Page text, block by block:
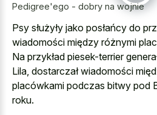
Pedigree'ego - dobry na wojnie
Psy służyły jako posłańcy do
wiadomości między różnymi
Na przykład piesek-terrier
Lila, dostarczał wiadomości
placówkami podczas bitwy pod
roku.